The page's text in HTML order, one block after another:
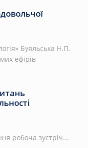
Буяльська Н.П.
ефірів
робоча зустріч...